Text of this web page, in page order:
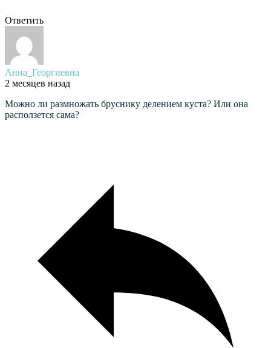
Ответить
Анна_Георгиевна
2 месяцев назад
Можно ли размножать бруснику делением куста? Или она
расползется сама?